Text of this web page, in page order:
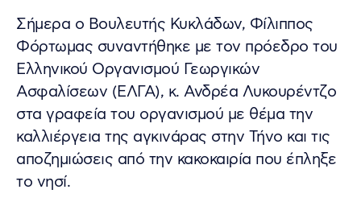
Σήμερα ο Βουλευτής Κυκλάδων, Φίλιππος
Φόρτωμας συναντήθηκε με τον πρόεδρο του
Ελληνικού Οργανισμού Γεωργικών
Ασφαλίσεων (ΕΛΓΑ), κ. Ανδρέα Λυκουρέντζο
στα γραφεία του οργανισμού με θέμα την
καλλιέργεια της αγκινάρας στην Τήνο και τις
αποζημιώσεις από την κακοκαιρία που έπληξε
το νησί.